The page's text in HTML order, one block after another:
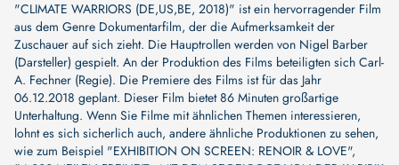
"CLIMATE WARRIORS (DE,US,BE, 2018)" ist ein hervorragender Film
aus dem Genre Dokumentarfilm, der die Aufmerksamkeit der
Zuschauer auf sich zieht. Die Hauptrollen werden von Nigel Barber
(Darsteller) gespielt. An der Produktion des Films beteiligten sich Carl-
A. Fechner (Regie). Die Premiere des Films ist für das Jahr
06.12.2018 geplant. Dieser Film bietet 86 Minuten großartige
Unterhaltung. Wenn Sie Filme mit ähnlichen Themen interessieren,
lohnt es sich sicherlich auch, andere ähnliche Produktionen zu sehen,
wie zum Beispiel "EXHIBITION ON SCREEN: RENOIR & LOVE",